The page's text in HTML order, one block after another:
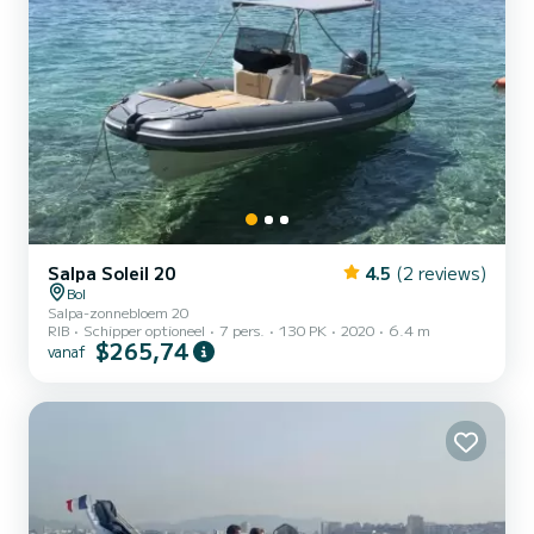
Salpa Soleil 20 4.5 (2 reviews)
Bol
Salpa-zonnebloem 20
RIB
Schipper optioneel 7 pers. 130 PK 2020 6.4 m
vanaf $265,74